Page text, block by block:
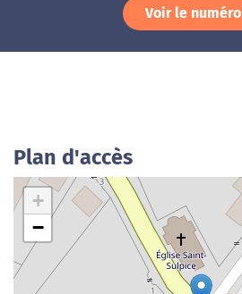
Voir le numéro
Plan d'accès
+
−